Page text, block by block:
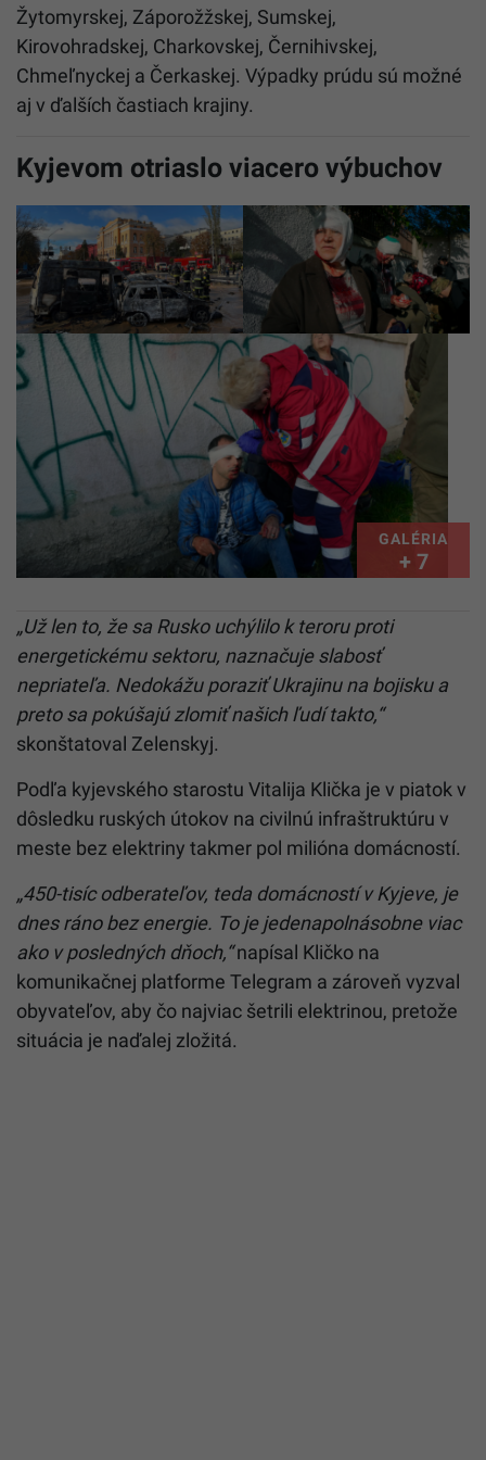
Žytomyrskej, Záporožžskej, Sumskej,
Kirovohradskej, Charkovskej, Černihivskej,
Chmeľnyckej a Čerkaskej. Výpadky prúdu sú možné
aj v ďalších častiach krajiny.
Kyjevom otriaslo viacero výbuchov
GALÉRIA
+ 7
„Už len to, že sa Rusko uchýlilo k teroru proti
energetickému sektoru, naznačuje slabosť
nepriateľa. Nedokážu poraziť Ukrajinu na bojisku a
preto sa pokúšajú zlomiť našich ľudí takto,“
skonštatoval Zelenskyj.
Podľa kyjevského starostu Vitalija Klička je v piatok v
dôsledku ruských útokov na civilnú infraštruktúru v
meste bez elektriny takmer pol milióna domácností.
„450-tisíc odberateľov, teda domácností v Kyjeve, je
dnes ráno bez energie. To je jedenapolnásobne viac
ako v posledných dňoch,“napísal Kličko na
komunikačnej platforme Telegram a zároveň vyzval
obyvateľov, aby čo najviac šetrili elektrinou, pretože
situácia je naďalej zložitá.